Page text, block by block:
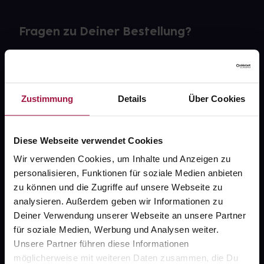
Zustimmung Details Über Cookies
Diese Webseite verwendet Cookies
Wir verwenden Cookies, um Inhalte und Anzeigen zu
personalisieren, Funktionen für soziale Medien anbieten
zu können und die Zugriffe auf unsere Webseite zu
analysieren. Außerdem geben wir Informationen zu
Deiner Verwendung unserer Webseite an unsere Partner
für soziale Medien, Werbung und Analysen weiter.
Unsere Partner führen diese Informationen
möglicherweise mit weiteren Daten zusammen, die Du
Fragen zu Deiner Bestellung?
gesund.de
Über uns
Karriere
Newsletter